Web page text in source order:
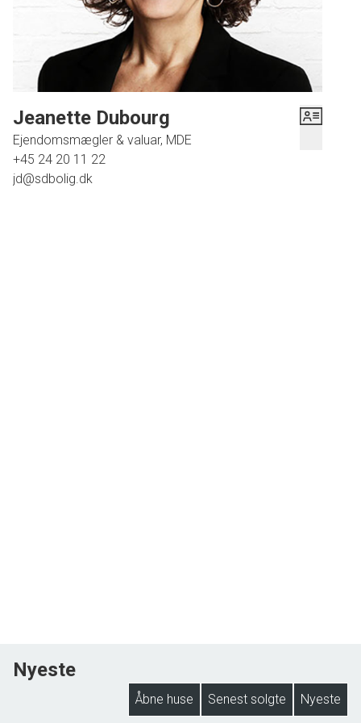
hverken naturskønne vandrestier, dagligvare forretninger eller
pasningstilbud. Bussen stopper et par hundrede meter fra hoveddøren, og
det tager kun et kvarters kørsel at komme til Svendborg bymidte.
Passer denne bolig til jeres behov?
Jeanette Dubourg
Ejendomsmægler & valuar, MDE
+45 24 20 11 22
jd@sdbolig.dk
Nyeste
Åbne huse Senest solgte Nyeste